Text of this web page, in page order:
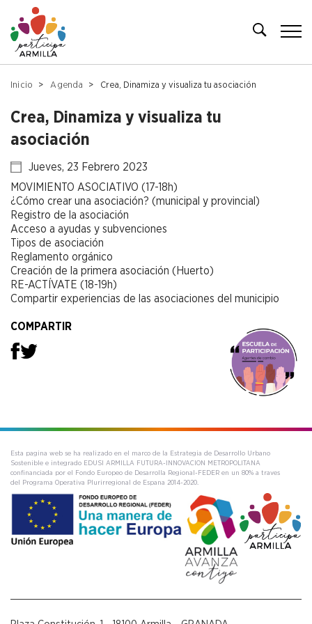
Inicio Agenda Crea, Dinamiza y visualiza tu asociación
Crea, Dinamiza y visualiza tu
asociación
Jueves, 23 Febrero 2023
MOVIMIENTO ASOCIATIVO (17-18h)
¿Cómo crear una asociación? (municipal y provincial)
Registro de la asociación
Acceso a ayudas y subvenciones
Tipos de asociación
Reglamento orgánico
Creación de la primera asociación (Huerto)
RE-ACTÍVATE (18-19h)
Compartir experiencias de las asociaciones del municipio
COMPARTIR
Esta pagina web se ha realizado en el marco de la Estrategia de Desarrollo Urbano
Sostenible e integrado EDUSI ARMILLA FUTURA-INNOVACION METROPOLITANA
confinanciada por el Fondo Europeo de Desarrolla Regional-FEDER en un 80% a traves
del Programa Operativa Plurirregional de Espana 2014-2020.